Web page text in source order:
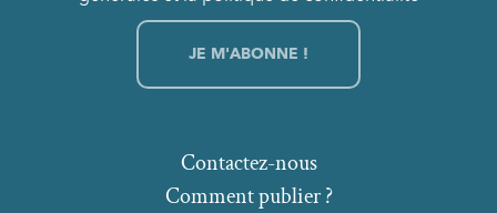
Comment publier ?
Contactez-nous